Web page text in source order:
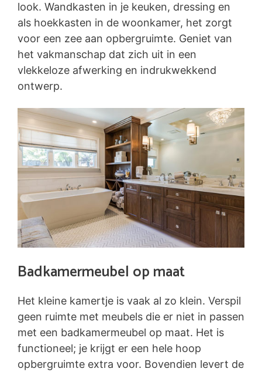
look. Wandkasten in je keuken, dressing en
als hoekkasten in de woonkamer, het zorgt
voor een zee aan opbergruimte. Geniet van
het vakmanschap dat zich uit in een
vlekkeloze afwerking en indrukwekkend
ontwerp.
Badkamermeubel op maat
Het kleine kamertje is vaak al zo klein. Verspil
geen ruimte met meubels die er niet in passen
met een badkamermeubel op maat. Het is
functioneel; je krijgt er een hele hoop
opbergruimte extra voor. Bovendien levert de